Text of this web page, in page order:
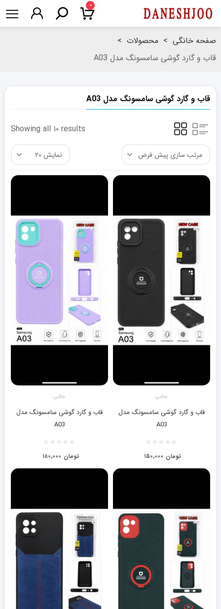
۰
صفحه خانگی > محصولات >
قاب و گارد گوشی سامسونگ مدل A03
قاب و گارد گوشی سامسونگ مدل A03
Showing all ۱۰ results
جانبی
قاب و گارد گوشی سامسونگ مدل
A03
۱۵۰,۰۰۰ تومان
جانبی
قاب و گارد گوشی سامسونگ مدل
A03
۱۸۰,۰۰۰ تومان